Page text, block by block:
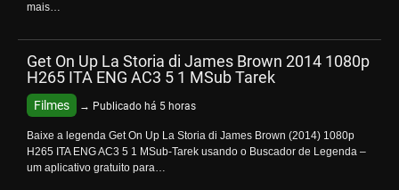
mais…
Get On Up La Storia di James Brown 2014 1080p
H265 ITA ENG AC3 5 1 MSub Tarek
Filmes → Publicado há 5 horas
Baixe a legenda Get On Up La Storia di James Brown (2014) 1080p
H265 ITA ENG AC3 5 1 MSub-Tarek usando o Buscador de Legenda –
um aplicativo gratuito para…